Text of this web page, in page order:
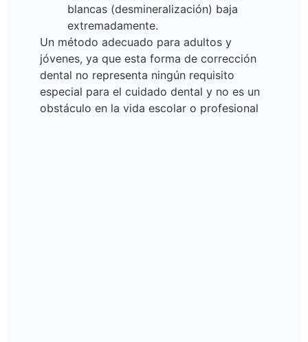
blancas (desmineralización) baja
extremadamente.
Un método adecuado para adultos y
jóvenes, ya que esta forma de corrección
dental no representa ningún requisito
especial para el cuidado dental y no es un
obstáculo en la vida escolar o profesional